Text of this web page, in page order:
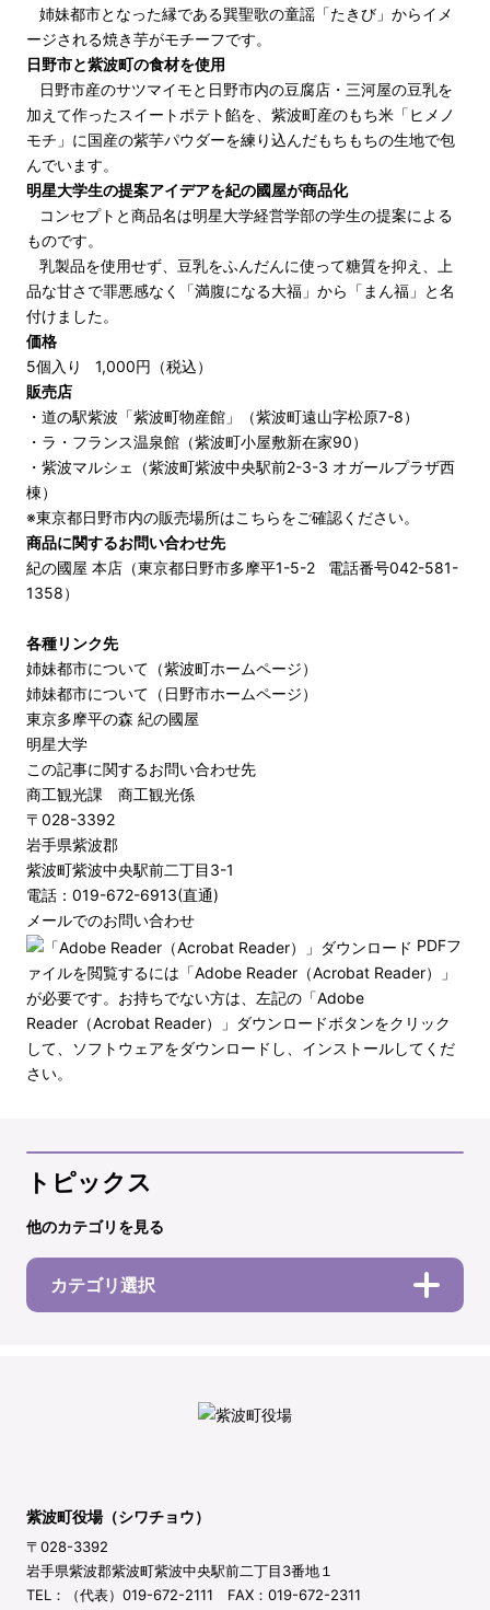
姉妹都市となった縁である巽聖歌の童謡「たきび」からイメ
ージされる焼き芋がモチーフです。
日野市と紫波町の食材を使用
日野市産のサツマイモと日野市内の豆腐店・三河屋の豆乳を
加えて作ったスイートポテト餡を、紫波町産のもち米「ヒメノ
モチ」に国産の紫芋パウダーを練り込んだもちもちの生地で包
んでいます。
明星大学生の提案アイデアを紀の國屋が商品化
コンセプトと商品名は明星大学経営学部の学生の提案による
ものです。
乳製品を使用せず、豆乳をふんだんに使って糖質を抑え、上
品な甘さで罪悪感なく「満腹になる大福」から「まん福」と名
付けました。
価格
5個入り 1,000円（税込）
販売店
・道の駅紫波「紫波町物産館」（紫波町遠山字松原7-8）
・ラ・フランス温泉館（紫波町小屋敷新在家90）
・紫波マルシェ（紫波町紫波中央駅前2-3-3 オガールプラザ西
棟）
※東京都日野市内の販売場所はこちらをご確認ください。
商品に関するお問い合わせ先
紀の國屋 本店（東京都日野市多摩平1-5-2 電話番号042-581-
1358）
各種リンク先
姉妹都市について（紫波町ホームページ）
姉妹都市について（日野市ホームページ）
東京多摩平の森 紀の國屋
明星大学
この記事に関するお問い合わせ先
商工観光課 商工観光係
〒028-3392
岩手県紫波郡
紫波町紫波中央駅前二丁目3-1
電話：019-672-6913(直通)
メールでのお問い合わせ
PDFフ
ァイルを閲覧するには「Adobe Reader（Acrobat Reader）」
が必要です。お持ちでない方は、左記の「Adobe
Reader（Acrobat Reader）」ダウンロードボタンをクリック
して、ソフトウェアをダウンロードし、インストールしてくだ
さい。
トピックス
他のカテゴリを見る
カテゴリ選択
紫波町役場（シワチョウ）
〒028-3392
岩手県紫波郡紫波町紫波中央駅前二丁目3番地１
TEL：（代表）019-672-2111 FAX：019-672-2311